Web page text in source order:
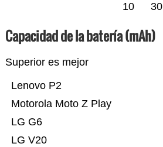
10 30
Capacidad de la batería (mAh)
Superior es mejor
LG V20
LG G6
Motorola Moto Z Play
Lenovo P2